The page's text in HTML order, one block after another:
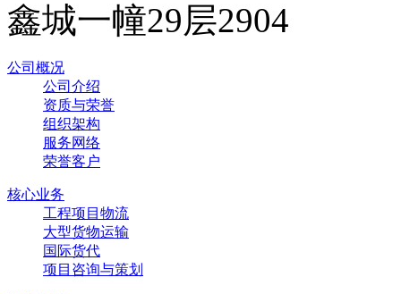
鑫城一幢29层2904
公司概况
公司介绍
资质与荣誉
组织架构
服务网络
荣誉客户
核心业务
工程项目物流
大型货物运输
国际货代
项目咨询与策划